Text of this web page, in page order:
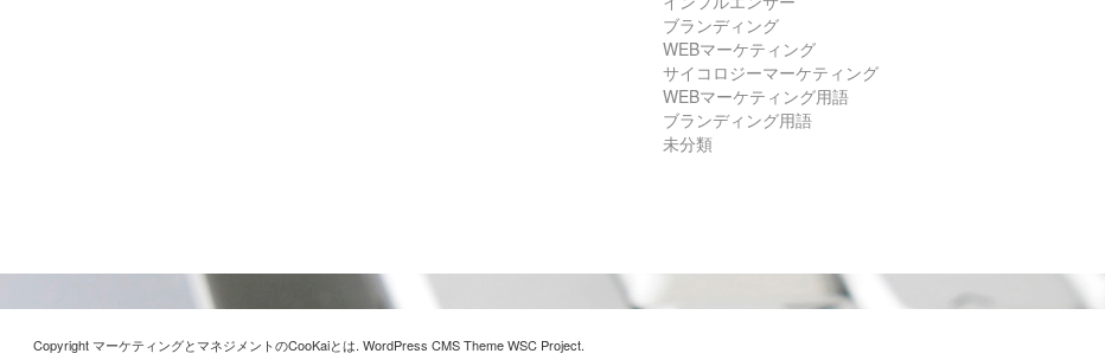
ブランディング
WEBマーケティング
サイコロジーマーケティング
WEBマーケティング用語
ブランディング用語
未分類
Copyright マーケティングとマネジメントのCooKaiとは. WordPress CMS ThemeWSC Project.